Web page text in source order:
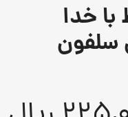
با خدا
سلفون